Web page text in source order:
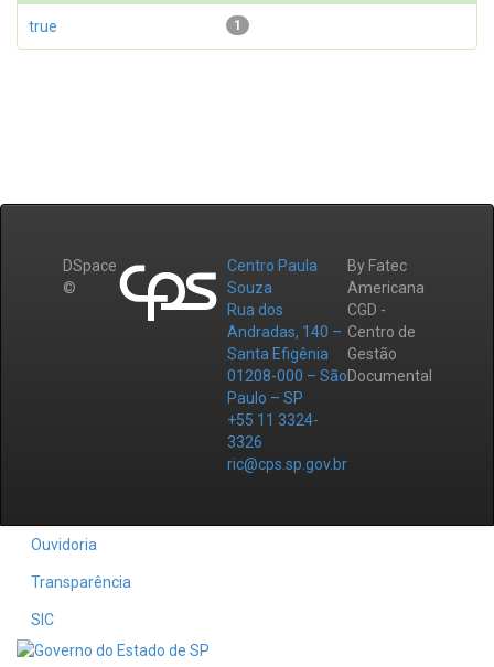
1
true
DSpace
©
Centro Paula
Souza
Rua dos
Andradas, 140 –
Santa Efigênia
01208-000 – São
Paulo – SP
+55 11 3324-
3326
ric@cps.sp.gov.br
By Fatec
Americana
CGD -
Centro de
Gestão
Documental
Ouvidoria
Transparência
SIC